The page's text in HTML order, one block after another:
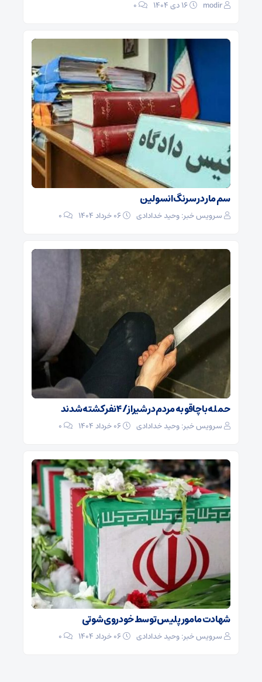
modir
0
سم مار در سرنگ انسولین
سرویس خبر: وحید خدادادی 0
حمله با چاقو به مردم در شیراز/ ۴ نفر کشته شدند
سرویس خبر: وحید خدادادی 0
شهادت مامور پلیس توسط خودروی شوتی
سرویس خبر: وحید خدادادی 0